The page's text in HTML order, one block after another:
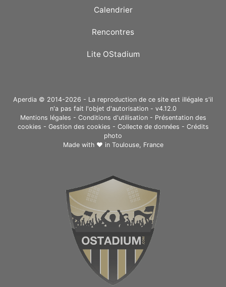
Calendrier
Rencontres
Lite OStadium
Aperdia © 2014-2026 - La reproduction de ce site est illégale s'il
n'a pas fait l'objet d'autorisation - v4.12.0
Mentions légales - Conditions d'utilisation- Présentation des
cookies - Gestion des cookies - Collecte de données - Crédits
photo
Made with ❤ in Toulouse, France